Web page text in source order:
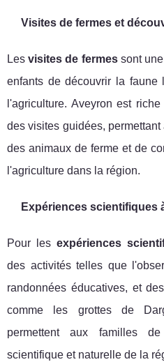
Visites de fermes et
Lesvisites de fermessont une
enfants de découvrir la faune
l'agriculture. Aveyron est
des visites guidées,
des animaux de ferme et de
l'agriculture dans la région.
Expériences scientifiques
Pour lesexpériences
des activités telles que
randonnées éducatives, et
comme les grottes de
permettent aux familles
scientifique et naturelle de la